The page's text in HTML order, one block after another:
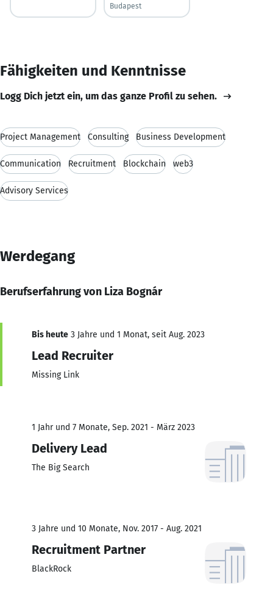
Budapest
Fähigkeiten und Kenntnisse
Logg Dich jetzt ein, um das ganze Profil zu sehen.
Project Management Consulting Business Development
Communication Recruitment Blockchain web3
Advisory Services
Werdegang
Berufserfahrung von Liza Bognár
Bis heute 3 Jahre und 1 Monat, seit Aug. 2023
Lead Recruiter
Missing Link
1 Jahr und 7 Monate, Sep. 2021 - März 2023
Delivery Lead
The Big Search
3 Jahre und 10 Monate, Nov. 2017 - Aug. 2021
Recruitment Partner
BlackRock